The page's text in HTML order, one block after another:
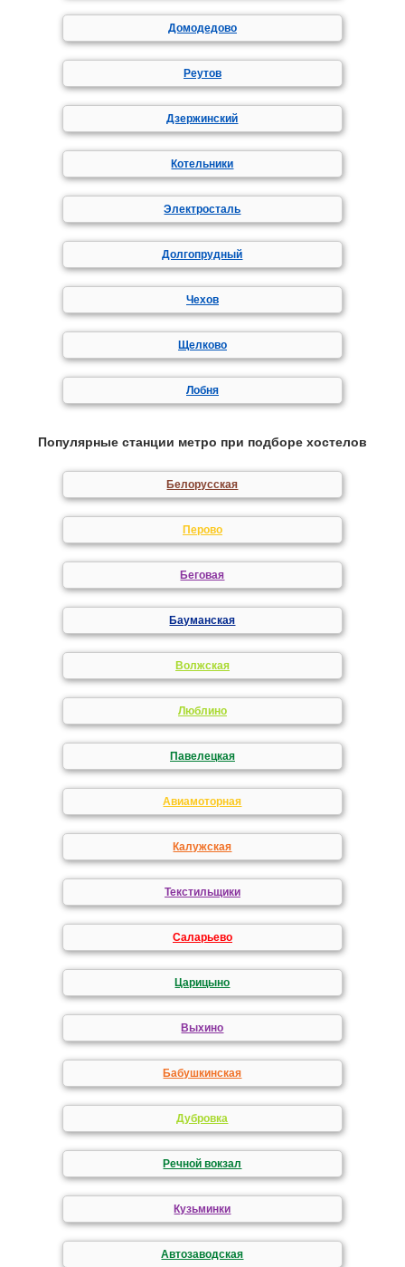
Домодедово
Реутов
Дзержинский
Котельники
Электросталь
Долгопрудный
Чехов
Щелково
Лобня
Популярные станции метро при подборе хостелов
Белорусская
Перово
Беговая
Бауманская
Волжская
Люблино
Павелецкая
Авиамоторная
Калужская
Текстильщики
Саларьево
Царицыно
Выхино
Бабушкинская
Дубровка
Речной вокзал
Кузьминки
Автозаводская